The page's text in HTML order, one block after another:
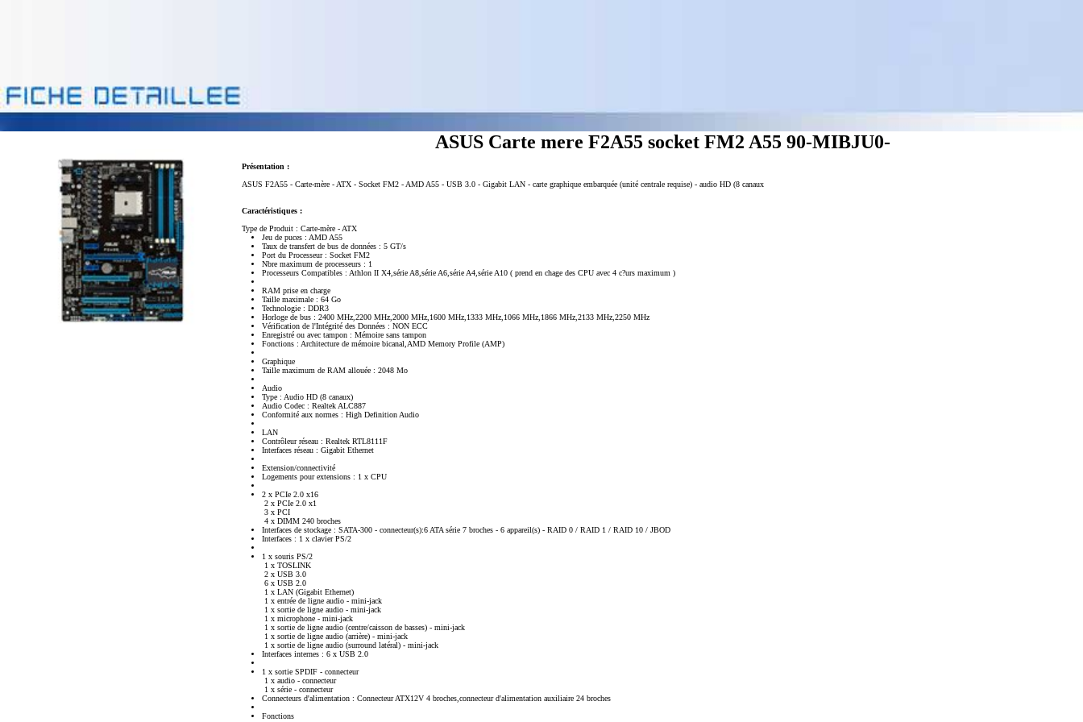
ASUS Carte mere F2A55 socket FM2 A55 90-MIBJU0-
Présentation :
ASUS F2A55 - Carte-mère - ATX - Socket FM2 - AMD A55 - USB 3.0 - Gigabit LAN - carte graphique embarquée (unité centrale requise) - audio HD (8 canaux
Caractéristiques :
Type de Produit : Carte-mère - ATX
Jeu de puces : AMD A55
Taux de transfert de bus de données : 5 GT/s
Port du Processeur : Socket FM2
Nbre maximum de processeurs : 1
Processeurs Compatibles : Athlon II X4,série A8,série A6,série A4,série A10 ( prend en chage des CPU avec 4 c?urs maximum )
RAM prise en charge
Taille maximale : 64 Go
Technologie : DDR3
Horloge de bus : 2400 MHz,2200 MHz,2000 MHz,1600 MHz,1333 MHz,1066 MHz,1866 MHz,2133 MHz,2250 MHz
Vérification de l'Intégrité des Données : NON ECC
Enregistré ou avec tampon : Mémoire sans tampon
Fonctions : Architecture de mémoire bicanal,AMD Memory Profile (AMP)
Graphique
Taille maximum de RAM allouée : 2048 Mo
Audio
Type : Audio HD (8 canaux)
Audio Codec : Realtek ALC887
Conformité aux normes : High Definition Audio
LAN
Contrôleur réseau : Realtek RTL8111F
Interfaces réseau : Gigabit Ethernet
Extension/connectivité
Logements pour extensions : 1 x CPU
2 x PCIe 2.0 x16
2 x PCIe 2.0 x1
3 x PCI
4 x DIMM 240 broches
Interfaces de stockage : SATA-300 - connecteur(s):6 ATA série 7 broches - 6 appareil(s) - RAID 0 / RAID 1 / RAID 10 / JBOD
Interfaces : 1 x clavier PS/2
1 x souris PS/2
1 x TOSLINK
2 x USB 3.0
6 x USB 2.0
1 x LAN (Gigabit Ethernet)
1 x entrée de ligne audio - mini-jack
1 x sortie de ligne audio - mini-jack
1 x microphone - mini-jack
1 x sortie de ligne audio (centre/caisson de basses) - mini-jack
1 x sortie de ligne audio (arrière) - mini-jack
1 x sortie de ligne audio (surround latéral) - mini-jack
Interfaces internes : 6 x USB 2.0
1 x sortie SPDIF - connecteur
1 x audio - connecteur
1 x série - connecteur
Connecteurs d'alimentation : Connecteur ATX12V 4 broches,connecteur d'alimentation auxiliaire 24 broches
Fonctions